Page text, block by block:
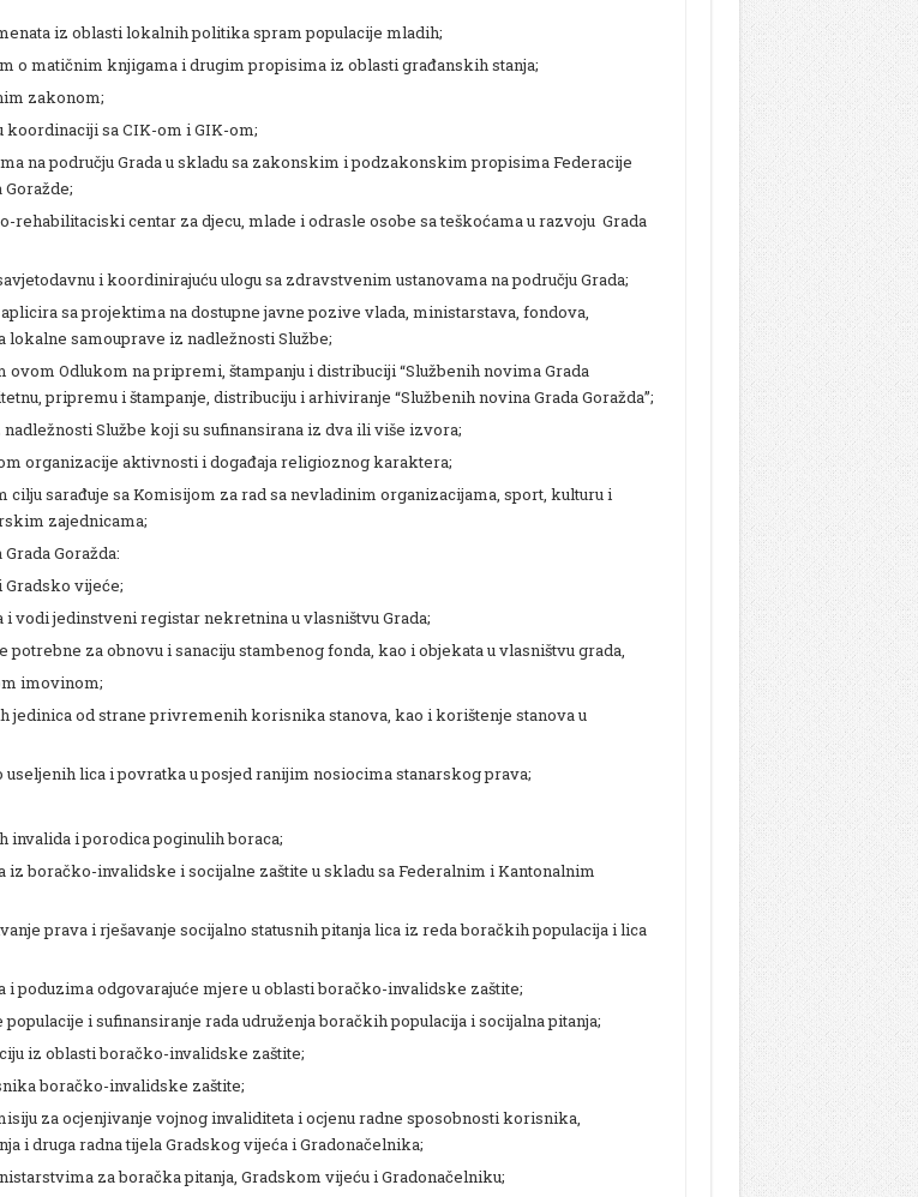
iz oblasti lokalnih politika spram populacije mladih;
o matičnim knjigama i drugim propisima iz oblasti građanskih stanja;
zakonom;
sa CIK-om i GIK-om;
na području Grada u skladu sa zakonskim i podzakonskim propisima Federacije
centar za djecu, mlade i odrasle osobe sa teškoćama u razvoju Grada
i koordinirajuću ulogu sa zdravstvenim ustanovama na području Grada;
sa projektima na dostupne javne pozive vlada, ministarstava, fondova,
lokalne samouprave iz nadležnosti Službe;
Odlukom na pripremi, štampanju i distribuciji “Službenih novima Grada
pripremu i štampanje, distribuciju i arhiviranje “Službenih novina Grada Goražda”;
Službe koji su sufinansirana iz dva ili više izvora;
organizacije aktivnosti i događaja religioznog karaktera;
sarađuje sa Komisijom za rad sa nevladinim organizacijama, sport, kulturu i
zajednicama;
Goražda:
vijeće;
vodi jedinstveni registar nekretnina u vlasništvu Grada;
za obnovu i sanaciju stambenog fonda, kao i objekata u vlasništvu grada,
imovinom;
jedinica od strane privremenih korisnika stanova, kao i korištenje stanova u
lica i povratka u posjed ranijim nosiocima stanarskog prava;
invalida i porodica poginulih boraca;
boračko-invalidske i socijalne zaštite u skladu sa Federalnim i Kantonalnim
prava i rješavanje socijalno statusnih pitanja lica iz reda boračkih populacija i lica
poduzima odgovarajuće mjere u oblasti boračko-invalidske zaštite;
i sufinansiranje rada udruženja boračkih populacija i socijalna pitanja;
iz oblasti boračko-invalidske zaštite;
boračko-invalidske zaštite;
za ocjenjivanje vojnog invaliditeta i ocjenu radne sposobnosti korisnika,
i druga radna tijela Gradskog vijeća i Gradonačelnika;
za boračka pitanja, Gradskom vijeću i Gradonačelniku;